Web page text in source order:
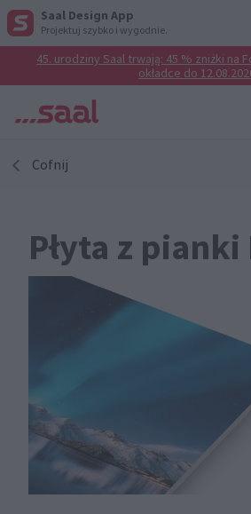
Saal Design App
Projektuj szybko i wygodnie.
45. urodziny Saal trwają: 45 % zniżki na
okładce do
Cofnij
Płyta z pianki